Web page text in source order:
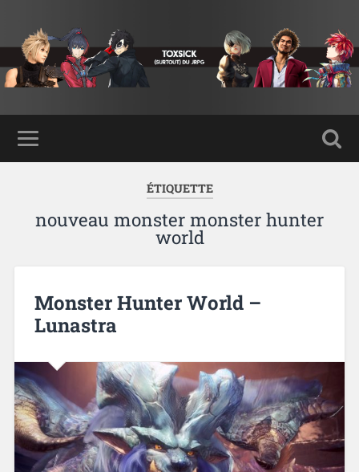
ÉTIQUETTE
nouveau monster monster hunter
world
Monster Hunter World –
Lunastra